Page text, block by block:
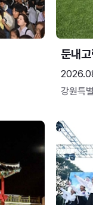
둔내
강원특